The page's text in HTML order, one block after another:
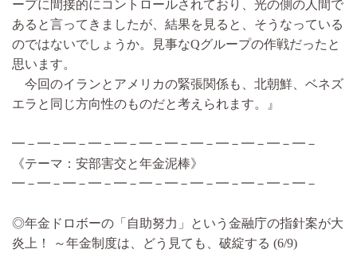
ープに間接的にコントロールされており、光の側の人間で
あると言ってきましたが、結果を見ると、そうなっている
のではないでしょうか。見事なQグループの作戦だったと
思います。
今回のイランとアメリカの緊張関係も、北朝鮮、ベネズ
エラと同じ方向性のものだと考えられます。』
━－━－━－━－━－━－━－━－━－━－━－━－
《テーマ：安部害交と年金泥棒》
━－━－━－━－━－━－━－━－━－━－━－━－
◎年金ドロボーの「自助努力」という金融庁の指針案が大
炎上！ ～年金制度は、どう見ても、破綻する (6/9)